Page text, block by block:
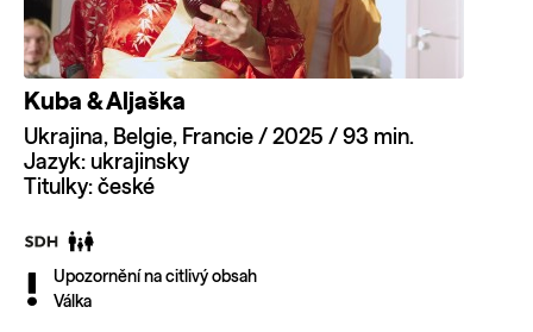
Kuba & Aljaška
Ukrajina, Belgie, Francie / 2025 / 93 min.
Jazyk: ukrajinsky
Titulky: české
Upozornění na citlivý obsah
Válka